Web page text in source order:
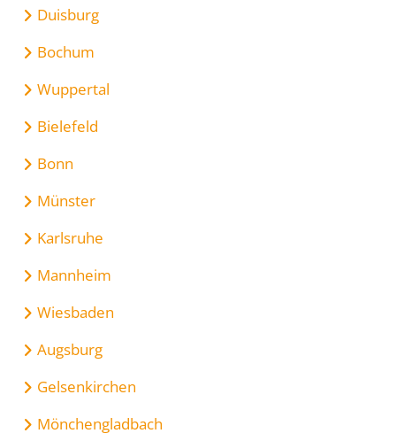
Duisburg
Bochum
Wuppertal
Bielefeld
Bonn
Münster
Karlsruhe
Mannheim
Wiesbaden
Augsburg
Gelsenkirchen
Mönchengladbach